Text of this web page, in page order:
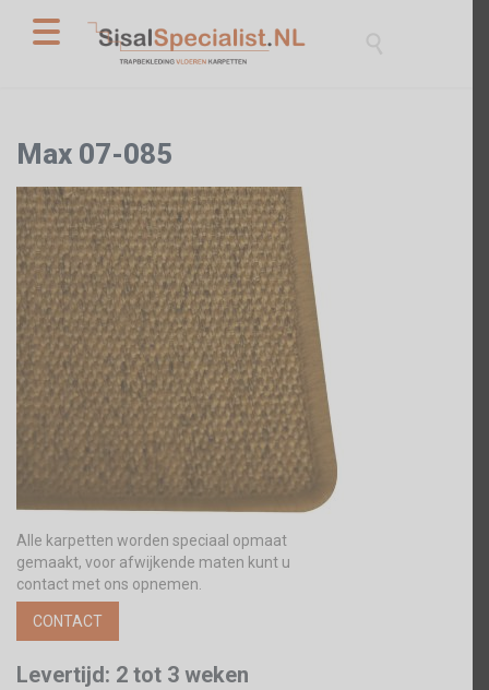
Max 07-085
Alle karpetten worden speciaal opmaat
gemaakt, voor afwijkende maten kunt u
contact met ons opnemen.
CONTACT
Levertijd: 2 tot 3 weken